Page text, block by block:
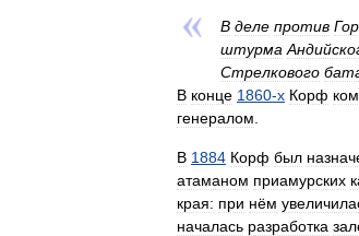
В деле против
штурма
Стрелкового
В конце 1860-х Корф
генералом
В 1884 Корф был
атаманом приамурских
края: при нём
началась разработка